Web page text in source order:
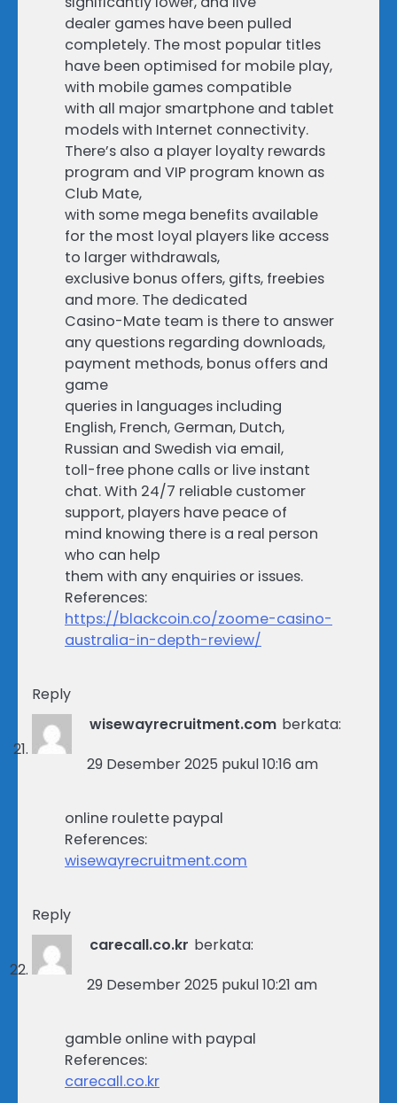
dealer games have been pulled
completely. The most popular titles
have been optimised for mobile play,
with mobile games compatible
with all major smartphone and tablet
models with Internet connectivity.
There’s also a player loyalty rewards
program and VIP program known as
Club Mate,
with some mega benefits available
for the most loyal players like access
to larger withdrawals,
exclusive bonus offers, gifts, freebies
and more. The dedicated
Casino-Mate team is there to answer
any questions regarding downloads,
payment methods, bonus offers and
game
queries in languages including
English, French, German, Dutch,
Russian and Swedish via email,
toll-free phone calls or live instant
chat. With 24/7 reliable customer
support, players have peace of
mind knowing there is a real person
who can help
them with any enquiries or issues.
References:
https://blackcoin.co/zoome-casino-
australia-in-depth-review/
Reply
wisewayrecruitment.com berkata:
29 Desember 2025 pukul 10:16 am
online roulette paypal
References:
wisewayrecruitment.com
Reply
carecall.co.kr berkata:
29 Desember 2025 pukul 10:21 am
gamble online with paypal
References:
carecall.co.kr